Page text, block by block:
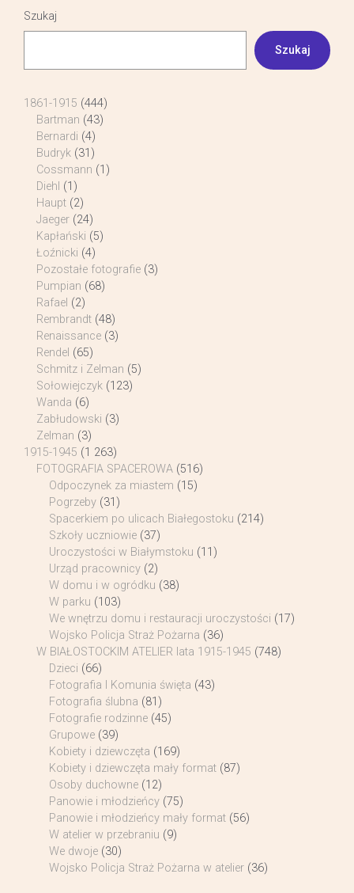
Szukaj
Szukaj
1861-1915 (444)
Bartman (43)
Bernardi (4)
Budryk (31)
Cossmann (1)
Diehl (1)
Haupt (2)
Jaeger (24)
Kapłański (5)
Łoźnicki (4)
Pozostałe fotografie (3)
Pumpian (68)
Rafael (2)
Rembrandt (48)
Renaissance (3)
Rendel (65)
Schmitz i Zelman (5)
Sołowiejczyk (123)
Wanda (6)
Zabłudowski (3)
Zelman (3)
1915-1945 (1 263)
FOTOGRAFIA SPACEROWA (516)
Odpoczynek za miastem (15)
Pogrzeby (31)
Spacerkiem po ulicach Białegostoku (214)
Szkoły uczniowie (37)
Uroczystości w Białymstoku (11)
Urząd pracownicy (2)
W domu i w ogródku (38)
W parku (103)
We wnętrzu domu i restauracji uroczystości (17)
Wojsko Policja Straż Pożarna (36)
W BIAŁOSTOCKIM ATELIER lata 1915-1945 (748)
Dzieci (66)
Fotografia I Komunia święta (43)
Fotografia ślubna (81)
Fotografie rodzinne (45)
Grupowe (39)
Kobiety i dziewczęta (169)
Kobiety i dziewczęta mały format (87)
Osoby duchowne (12)
Panowie i młodzieńcy (75)
Panowie i młodzieńcy mały format (56)
W atelier w przebraniu (9)
We dwoje (30)
Wojsko Policja Straż Pożarna w atelier (36)